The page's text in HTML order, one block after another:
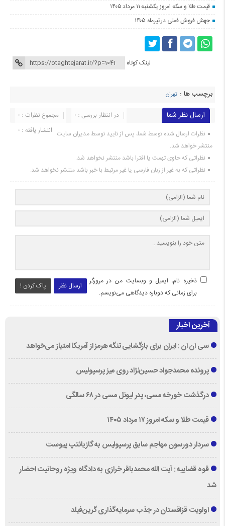
قیمت طلا و سکه امروز یکشنبه ۱۱ مرداد ۱۴۰۵
جهش فروش فملی در تیرماه ۱۴۰۵
لینک کوتاه
برچسب ها : تهران
ارسال نظر شما مجموع نظرات : 0
در انتظار بررسی : 0
انتشار یافته : 0 نظرات ارسال شده توسط شما، پس از تایید توسط مدیران سایت
منتشر خواهد شد.
نظراتی که حاوی تهمت یا افترا باشد منتشر نخواهد شد.
نظراتی که به غیر از زبان فارسی یا غیر مرتبط با خبر باشد منتشر نخواهد شد.
ارسال نظر پاک کردن !
ذخیره نام، ایمیل و وبسایت من در مرورگر
برای زمانی که دوباره دیدگاهی می‌نویسم.
آخرین اخبار
سی ان ان : ایران برای بازگشایی تنگه هرمز از آمریکا امتیاز می‌خواهد
پرونده محمدجواد حسین‌نژاد روی میز پرسپولیس
درگذشت خورخه مسی، پدر لیونل مسی در ۶۸ سالگی
قیمت طلا و سکه امروز ۱۷ مرداد ۱۴۰۵
سردار دورسون مهاجم سابق پرسپولیس به گازیانتپ پیوست
قوه قضاییه : آیت الله محمدباقر خرازی به دادگاه ویژه روحانیت احضار
شد
اولویت قزاقستان در جذب سرمایه‌گذاری گرین‌فیلد